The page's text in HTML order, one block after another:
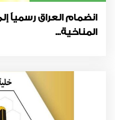
انضمام العراق رسمياً
المناخية...